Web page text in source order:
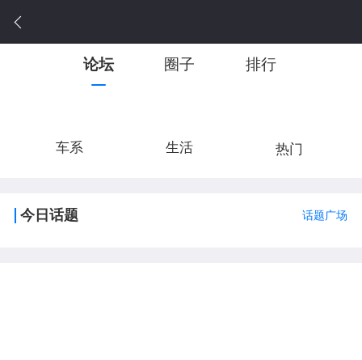
论坛 圈子 排行
车系 生活 热门
今日话题 话题广场